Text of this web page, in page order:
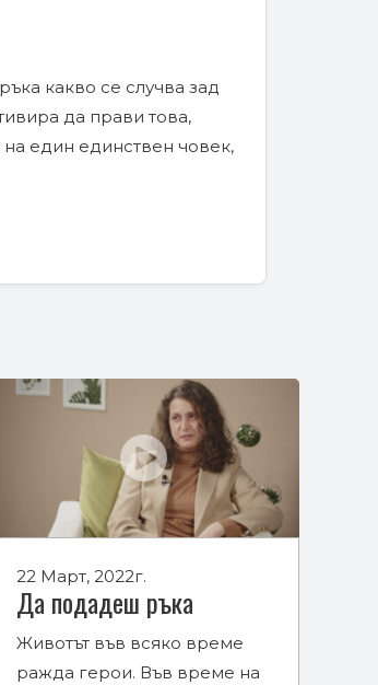
какво се случва зад
да прави това,
един единствен човек,
22 Март, 2022г.
Да подадеш ръка
Животът във всяко време
ражда герои. Във време на